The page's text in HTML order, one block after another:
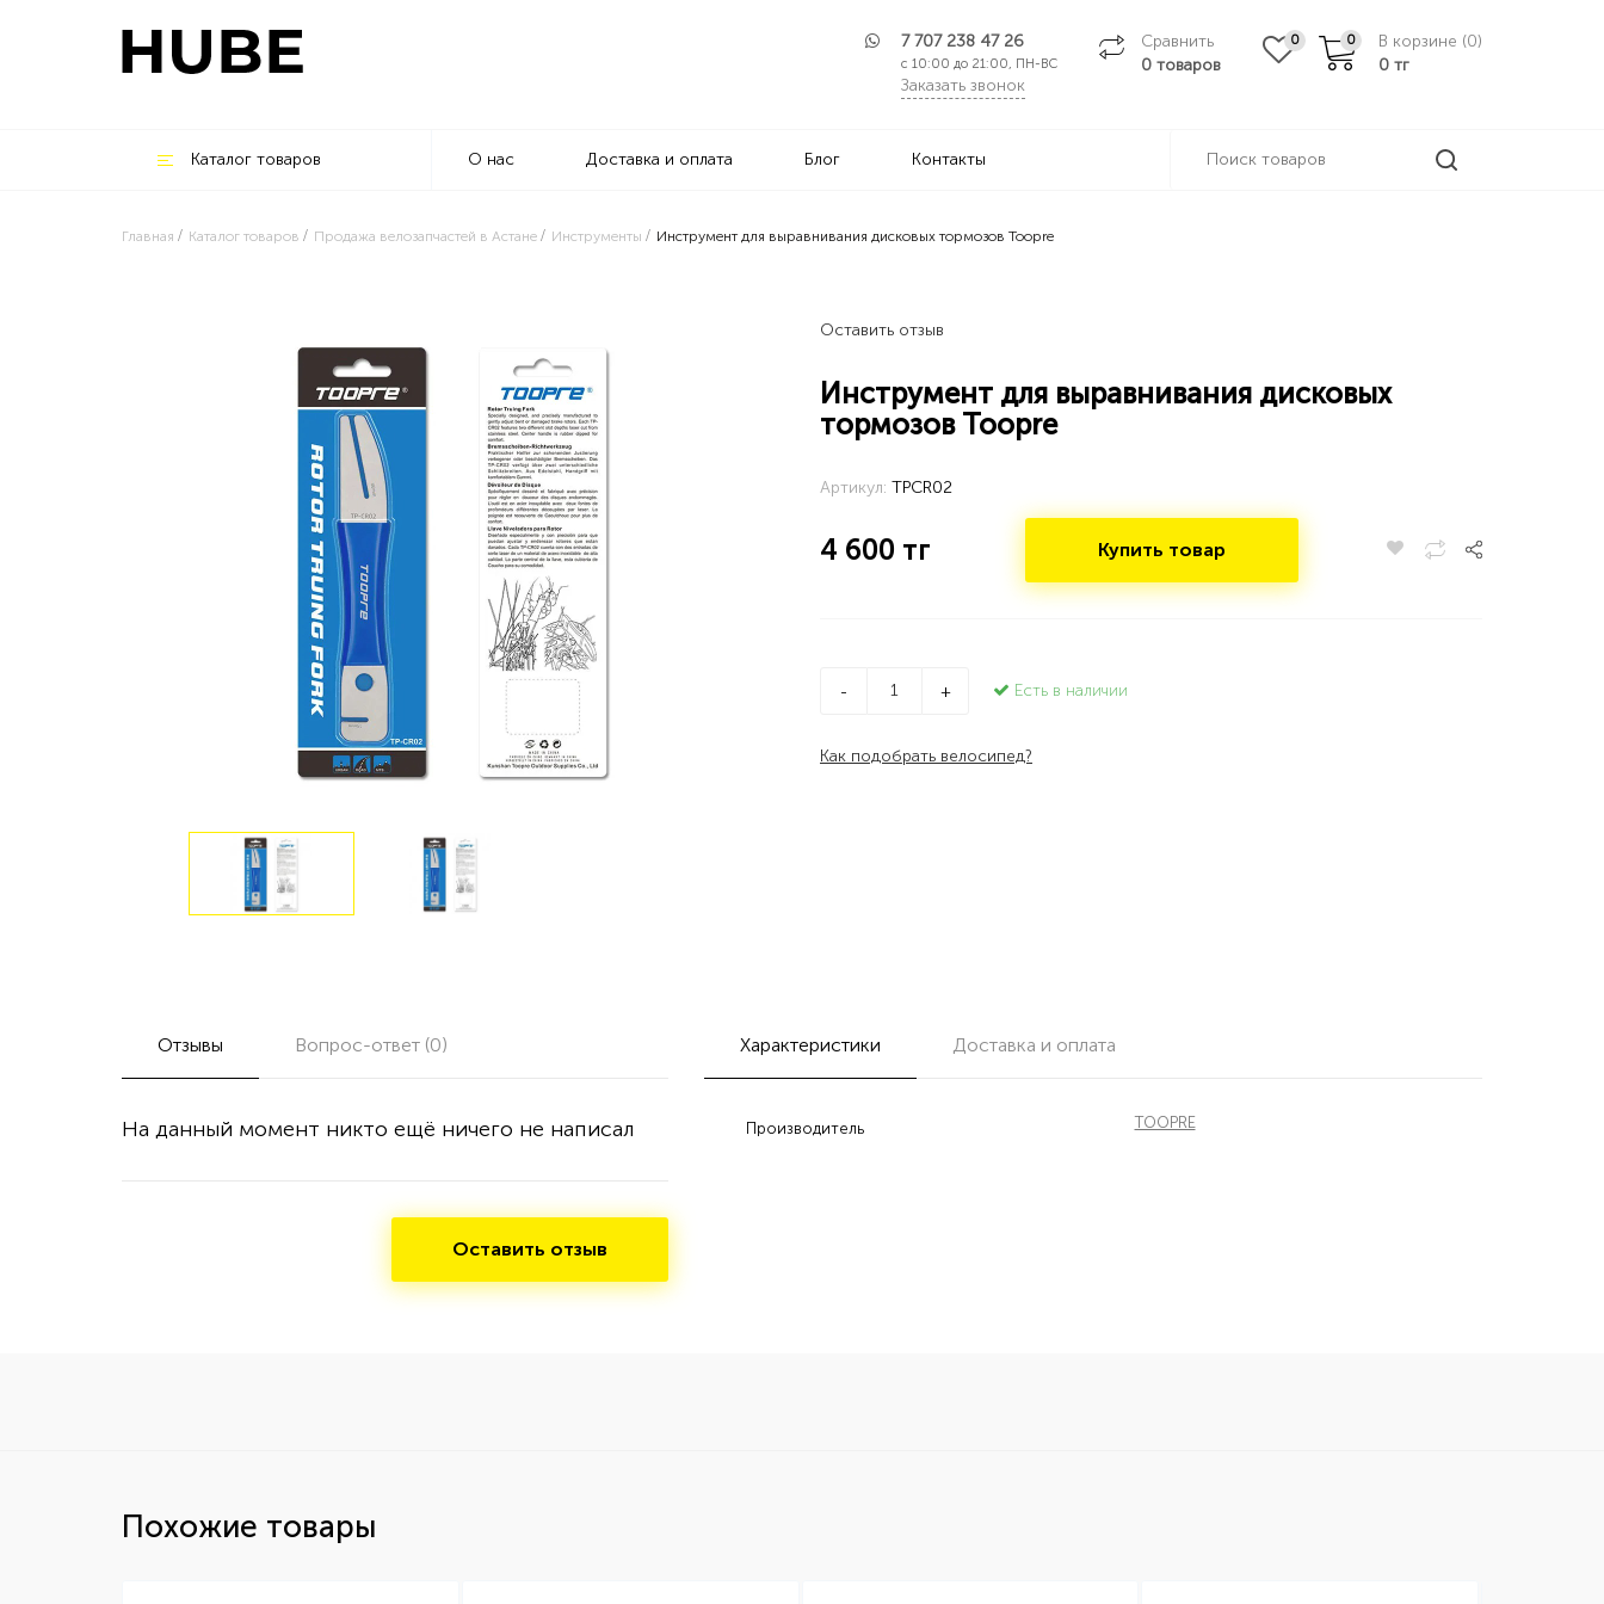
7 707 238 47 26
с 10:00 до 21:00, ПН-ВС
Заказать звонок
Сравнить
0 товаров
0 0 В корзине (0)
0 тг
Каталог товаров О нас Доставка и оплата Блог Контакты
Главная Каталог товаров Продажа велозапчастей в Астане Инструменты Инструмент для выравнивания дисковых тормозов Toopre
Оставить отзыв
Инструмент для выравнивания дисковых
тормозов Toopre
Артикул: TPCR02
4 600 тг Купить товар
- + Есть в наличии
Как подобрать велосипед?
Отзывы Вопрос-ответ (0)
На данный момент никто ещё ничего не написал
Оставить отзыв
Характеристики Доставка и оплата
Производитель TOOPRE
Похожие товары